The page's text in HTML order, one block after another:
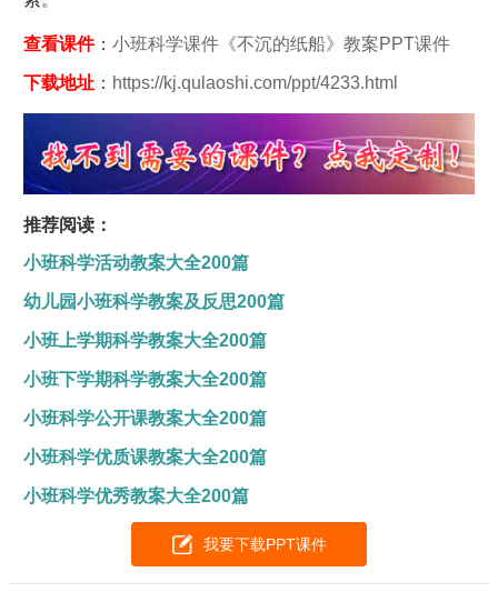
查看课件： 小班科学课件《不沉的纸船》教案PPT课件
下载地址： https://kj.qulaoshi.com/ppt/4233.html
推荐阅读：
小班科学活动教案大全200篇
幼儿园小班科学教案及反思200篇
小班上学期科学教案大全200篇
小班下学期科学教案大全200篇
小班科学公开课教案大全200篇
小班科学优质课教案大全200篇
小班科学优秀教案大全200篇
我要下载PPT课件